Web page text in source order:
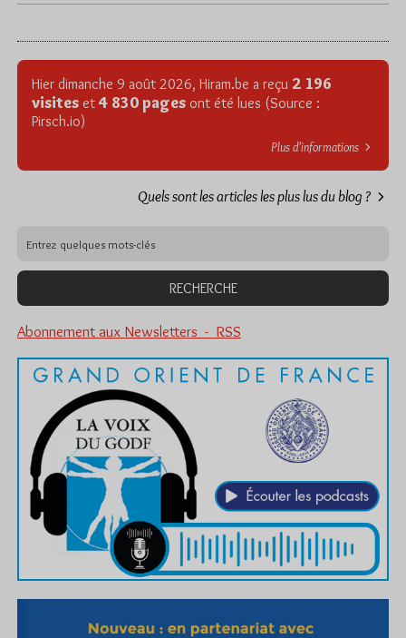
Hier dimanche 9 août 2026, Hiram.be a reçu 2 196
visites et 4 830 pages ont été lues (Source :
Pirsch.io)
Plus d’informations
Quels sont les articles les plus lus du blog ?
Abonnement aux Newsletters - RSS